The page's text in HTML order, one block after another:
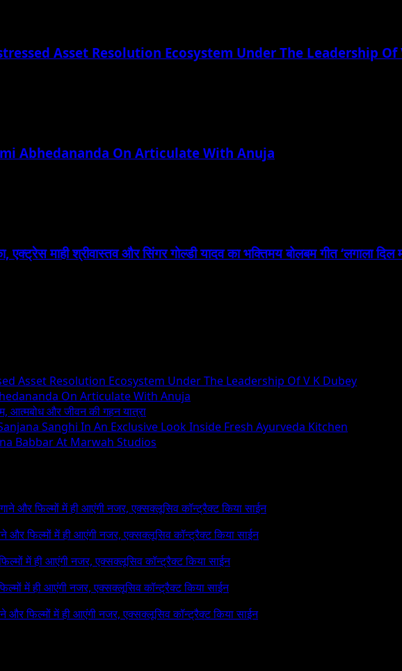
Asset Resolution Ecosystem Under The Leadership Of
Abhedananda On Articulate With Anuja
एक्ट्रेस माही श्रीवास्तव और सिंगर गोल्डी यादव का भक्तिमय बोलबम गीत ‘लगाला दिल
Asset Resolution Ecosystem Under The Leadership Of V K Dubey
On Articulate With Anuja
आत्मबोध और जीवन की गहन यात्रा
Sanghi In An Exclusive Look Inside Fresh Ayurveda Kitchen
Babbar At Marwah Studios
गाने और फिल्मों में ही आएंगी नजर, एक्सक्लूसिव कॉन्ट्रैक्ट किया साईन
और फिल्मों में ही आएंगी नजर, एक्सक्लूसिव कॉन्ट्रैक्ट किया साईन
में ही आएंगी नजर, एक्सक्लूसिव कॉन्ट्रैक्ट किया साईन
में ही आएंगी नजर, एक्सक्लूसिव कॉन्ट्रैक्ट किया साईन
और फिल्मों में ही आएंगी नजर, एक्सक्लूसिव कॉन्ट्रैक्ट किया साईन